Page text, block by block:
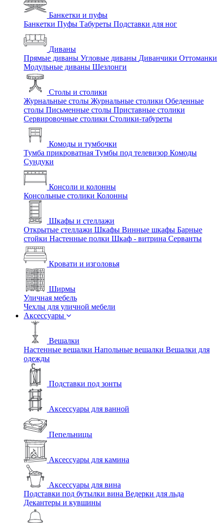
Банкетки и пуфы
Банкетки Пуфы Табуреты Подставки для ног
Диваны
Прямые диваны Угловые диваны Диванчики Оттоманки
Модульные диваны Шезлонги
Столы и столики
Журнальные столы Журнальные столики Обеденные
столы Письменные столы Приставные столики
Сервировочные столики Столики-табуреты
Комоды и тумбочки
Тумба прикроватная Тумбы под телевизор Комоды
Сундуки
Консоли и колонны
Консольные столики Колонны
Шкафы и стеллажи
Открытые стеллажи Шкафы Винные шкафы Барные
стойки Настенные полки Шкаф - витрина Серванты
Кровати и изголовья
Ширмы
Уличная мебель
Чехлы для уличной мебели
Аксессуары
Вешалки
Настенные вешалки Напольные вешалки Вешалки для
одежды
Подставки под зонты
Аксессуары для ванной
Пепельницы
Аксессуары для камина
Аксессуары для вина
Подставки под бутылки вина Ведерки для льда
Декантеры и кувшины